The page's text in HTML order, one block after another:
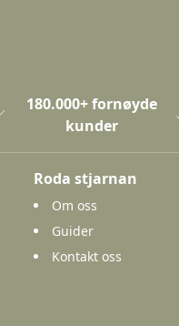
180.000+ fornøyde
kunder
Roda stjarnan
Om oss
Guider
Kontakt oss